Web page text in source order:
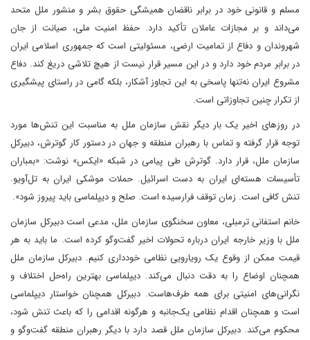
مسلم و قانونی خود در برابر ناقضان همیشگی حقوق بشر و منشور ملل متحد
می‌داند و بر مجازات عاملان تأکید دارد. حفظ امنیت ملی، صیانت از جان
شهروندان و دفاع از تمامیت ارضی، مسئولیتی است که جمهوری اسلامی ایران
در برابر مردم خود دارد و در این مسیر قرار نیست از هیچ تلاشی دریغ کند. دفاع
مشروع ایران نه‌تنها پاسخی به این تجاوز آشکار، بلکه گامی در راستای پیشگیری
از تکرار چنین تجاوزاتی است.
در روزهای اخیر یک بار دیگر نقش سازمان ملل به مناسبت این تنش‌ها مورد
توجه قرار گرفته و تماس با رهبران منطقه و جهان در دستور کار گوترش، دبیرکل
سازمان ملل، قرار دارد. گوترش طی پیامی در شبکه «ایکس» نوشت: «بمباران
تأسیسات هسته‌ای ایران به دست اسرائیل. حملات موشکی ایران به تل‌آویو.
تنش کافی است. زمان توقف فرارسیده است. صلح و دیپلماسی باید پیروز شود».
خانم استفانی ترمبلی، معاون سخنگوی سازمان ملل، مدعی است دبیرکل سازمان
ملل با وزیر خارجه ایران درباره تحولات اخیر گفت‌وگو کرده است. ما باید به هر
قیمت ممکن از وقوع یک رویارویی نظامی خودداری کنیم. دبیرکل سازمان ملل
همچنان اوضاع را به دقت دنبال می‌کند. دیپلماسی بهترین راه‌حل اختلاف و
نگرانی‌های امنیتی برای همه طرف‌هاست. دبیرکل همچنان خواستار دیپلماسی
است و همچنان اقدام نظامی یک‌جانبه و هرگونه اقدامی را که باعث تنش شود،
محکوم می‌کند. دبیرکل سازمان ملل قصد دارد با دیگر رهبران منطقه گفت‌وگو و